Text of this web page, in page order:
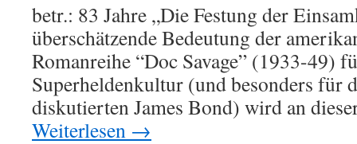
betr.: 83 Jahre „Die Festung der
überschätzende Bedeutung der
Romanreihe “Doc Savage” (1933-49)
Superheldenkultur (und besonders für
diskutierten James Bond) wird an
Weiterlesen →